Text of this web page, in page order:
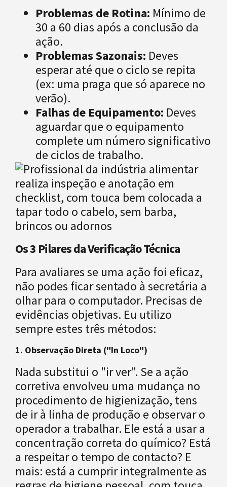
Problemas de Rotina: Mínimo de
30 a 60 dias após a conclusão da
ação.
Problemas Sazonais: Deves
esperar até que o ciclo se repita
(ex: uma praga que só aparece no
verão).
Falhas de Equipamento: Deves
aguardar que o equipamento
complete um número significativo
de ciclos de trabalho.
Os 3 Pilares da Verificação Técnica
Para avaliares se uma ação foi eficaz,
não podes ficar sentado à secretária a
olhar para o computador. Precisas de
evidências objetivas. Eu utilizo
sempre estes três métodos:
1. Observação Direta ("In Loco")
Nada substitui o "ir ver". Se a ação
corretiva envolveu uma mudança no
procedimento de higienização, tens
de ir à linha de produção e observar o
operador a trabalhar. Ele está a usar a
concentração correta do químico? Está
a respeitar o tempo de contacto? E
mais: está a cumprir integralmente as